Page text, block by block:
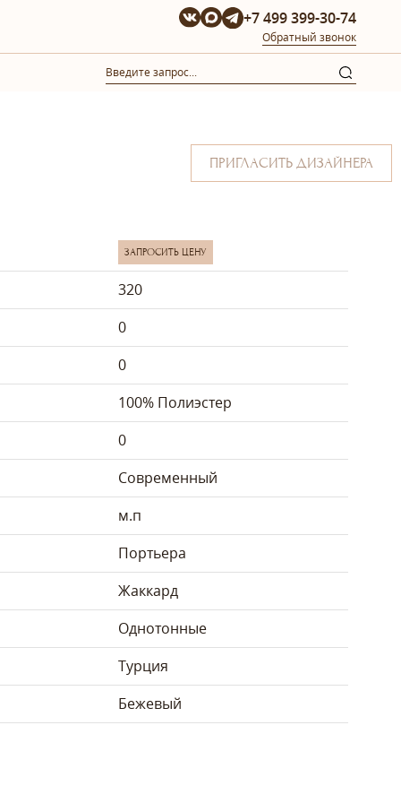
+7 499 399-30-74
Обратный звонок
ПРИГЛАСИТЬ ДИЗАЙНЕРА
ЗАПРОСИТЬ ЦЕНУ
320
0
0
100% Полиэстер
0
Современный
м.п
Портьера
Жаккард
Однотонные
Турция
Бежевый